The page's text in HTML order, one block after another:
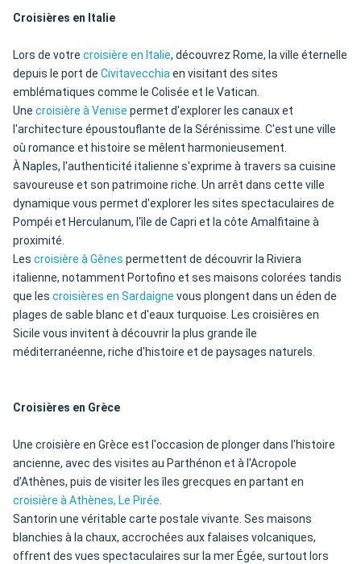
Croisières en Italie
Lors de votre croisière en Italie, découvrez Rome, la ville éternelle
depuis le port de Civitavecchiaen visitant des sites
emblématiques comme le Colisée et le Vatican.
Une croisière à Venise permet d'explorer les canaux et
l'architecture époustouflante de la Sérénissime. C'est une ville
où romance et histoire se mêlent harmonieusement.
À Naples, l'authenticité italienne s'exprime à travers sa cuisine
savoureuse et son patrimoine riche. Un arrêt dans cette ville
dynamique vous permet d'explorer les sites spectaculaires de
Pompéi et Herculanum, l'île de Capri et la côte Amalfitaine à
proximité.
Les croisière à Gênes permettent de découvrir la Riviera
italienne, notamment Portofino et ses maisons colorées tandis
que les croisières en Sardaigne vous plongent dans un éden de
plages de sable blanc et d'eaux turquoise. Les croisières en
Sicile vous invitent à découvrir la plus grande île
méditerranéenne, riche d'histoire et de paysages naturels.
Croisières en Grèce
Une croisière en Grèce est l'occasion de plonger dans l'histoire
ancienne, avec des visites au Parthénon et à l'Acropole
d’Athènes, puis de visiter les îles grecques en partant en
croisière à Athènes, Le Pirée.
Santorin une véritable carte postale vivante. Ses maisons
blanchies à la chaux, accrochées aux falaises volcaniques,
offrent des vues spectaculaires sur la mer Égée, surtout lors